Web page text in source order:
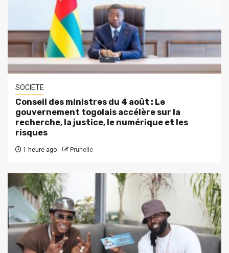
SOCIETE
Conseil des ministres du 4 août : Le
gouvernement togolais accélère sur la
recherche, la justice, le numérique et les
risques
1 heure ago Prunelle